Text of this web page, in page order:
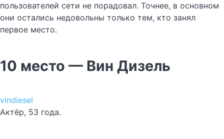
пользователей сети не порадовал. Точнее, в основном
они остались недовольны только тем, кто занял
первое место.
10 место — Вин Дизель
vindiesel
Актёр, 53 года.